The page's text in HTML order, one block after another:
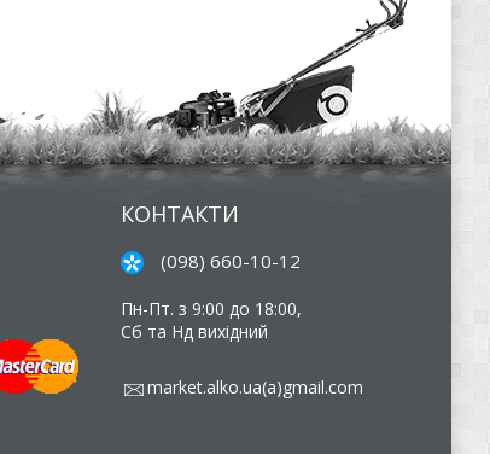
КОНТАКТИ
(098) 660-10-12
Пн-Пт. з 9:00 до 18:00,
Сб та Нд вихідний
market.alko.ua(a)gmail.com